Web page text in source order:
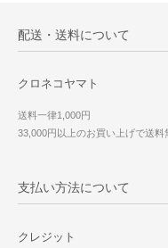
配送・送料について
クロネコヤマト
送料一律1,000円
33,000円以上のお買い上げで送料
支払い方法について
クレジット